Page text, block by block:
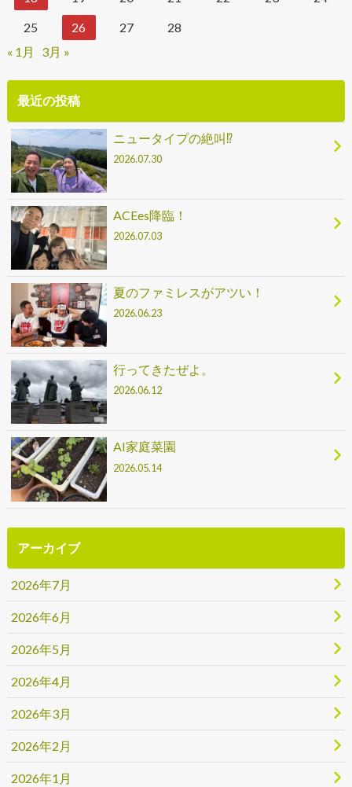
25
26 27
28
« 1月
3月 »
最近の投稿
ニュータイプの絶叫⁉
2026.07.30
ACEes降臨！
2026.07.03
夏のファミレスがアツい！
2026.06.23
行ってきたぜよ。
2026.06.12
AI家庭菜園
2026.05.14
アーカイブ
2026年7月
2026年6月
2026年5月
2026年4月
2026年3月
2026年2月
2026年1月